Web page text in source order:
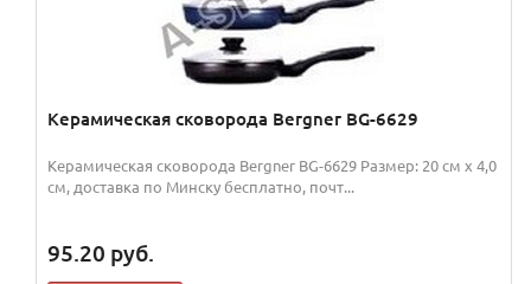
Керамическая сковорода Bergner BG-6629
Керамическая сковорода Bergner BG-6629 Размер: 20 см х 4,0
см, доставка по Минску бесплатно, почт...
95.20 руб.